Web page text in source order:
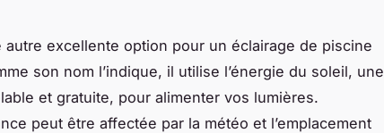
autre excellente option pour un éclairage de piscine
son nom l’indique, il utilise l’énergie du soleil, une
et gratuite, pour alimenter vos lumières.
peut être affectée par la météo et l’emplacement